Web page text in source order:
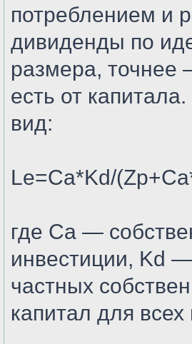
потреблением и
дивиденды по
размера, точнее
есть от
вид:
Le=Ca*Kd/
где Ca —
инвестиции, Kd
частных
капитал для